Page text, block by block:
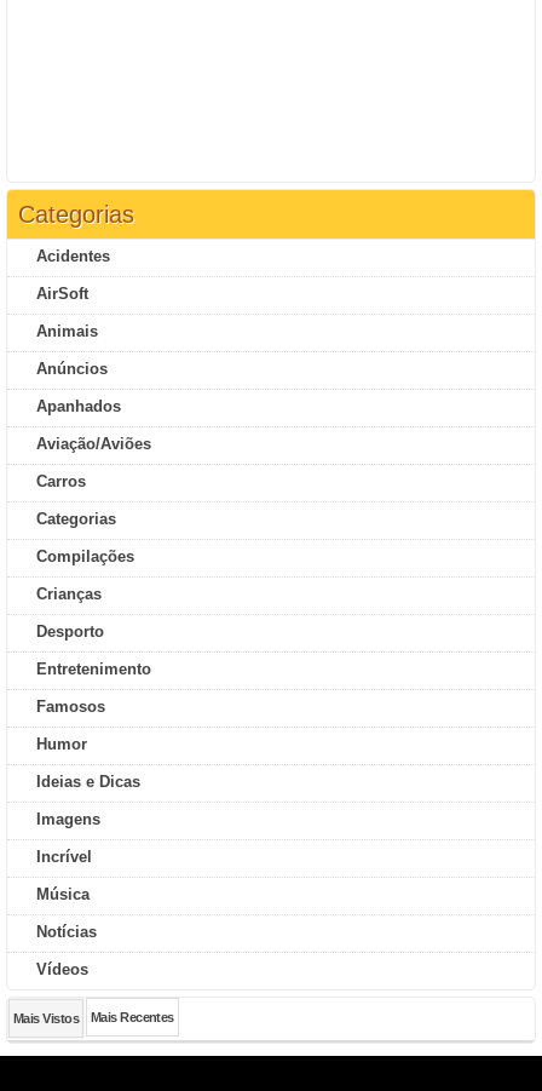
Categorias
Acidentes
AirSoft
Animais
Anúncios
Apanhados
Aviação/Aviões
Carros
Categorias
Compilações
Crianças
Desporto
Entretenimento
Famosos
Humor
Ideias e Dicas
Imagens
Incrível
Música
Notícias
Vídeos
Mais Vistos Mais Recentes